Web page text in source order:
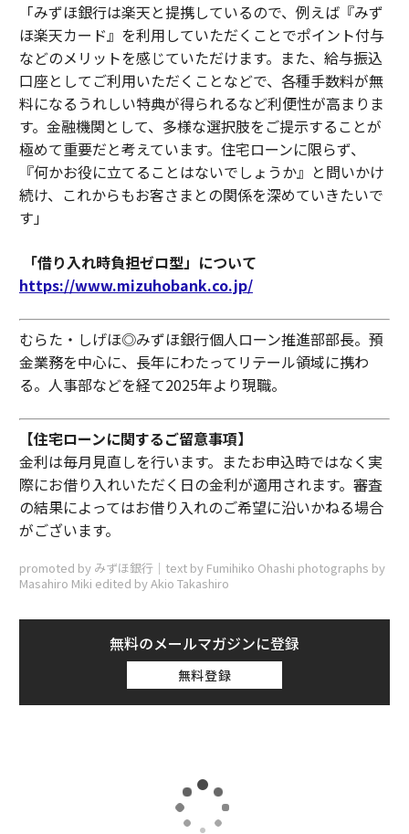
「みずほ銀行は楽天と提携しているので、例えば『みず
ほ楽天カード』を利用していただくことでポイント付与
などのメリットを感じていただけます。また、給与振込
口座としてご利用いただくことなどで、各種手数料が無
料になるうれしい特典が得られるなど利便性が高まりま
す。金融機関として、多様な選択肢をご提示することが
極めて重要だと考えています。住宅ローンに限らず、
『何かお役に立てることはないでしょうか』と問いかけ
続け、これからもお客さまとの関係を深めていきたいで
す」
「借り入れ時負担ゼロ型」について
https://www.mizuhobank.co.jp/
むらた・しげほ◎みずほ銀行個人ローン推進部部長。預
金業務を中心に、長年にわたってリテール領域に携わ
る。人事部などを経て2025年より現職。
【住宅ローンに関するご留意事項】
金利は毎月見直しを行います。またお申込時ではなく実
際にお借り入れいただく日の金利が適用されます。審査
の結果によってはお借り入れのご希望に沿いかねる場合
がございます。
promoted by みずほ銀行｜text by Fumihiko Ohashi photographs by
Masahiro Miki edited by Akio Takashiro
無料のメールマガジンに登録
無料登録
暮らし 「もののけ姫」の舞台になった、日本一脱